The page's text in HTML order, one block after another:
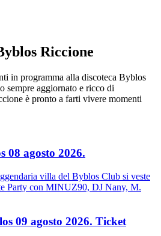
Riccione
in programma alla discoteca Byblos
sempre aggiornato e ricco di
è pronto a farti vivere momenti
08 agosto 2026.
villa del Byblos Club si veste
Party con MINUZ90, DJ Nany, M.
09 agosto 2026. Ticket